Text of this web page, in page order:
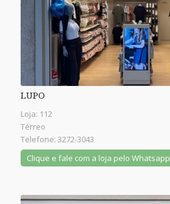
LUPO
Loja: 112
Térreo
Telefone: 3272-3043
Clique e fale com a loja pelo Whatsapp